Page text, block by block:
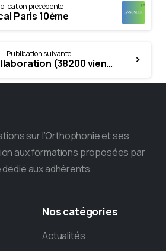
précédente
Paris 10ème
Publication suivante
Offre collaboration (38200 vienne, 30 kms de Lyon)
sur l’Orthophonie et ses
aux formations proposées par
aux adhérents.
Noscatégories
Actualités